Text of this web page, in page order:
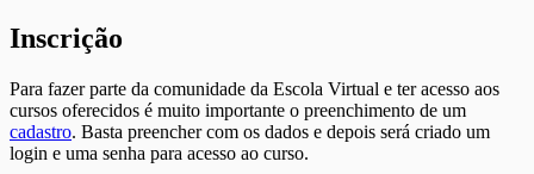
Inscrição
Para fazer parte da comunidade da Escola Virtual e ter acesso aos
cursos oferecidos é muito importante o preenchimento de um
cadastro. Basta preencher com os dados e depois será criado um
login e uma senha para acesso ao curso.